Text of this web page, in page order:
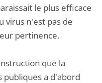
le plus efficace
virus n'est pas de
pertinence.
que la
a d'abord